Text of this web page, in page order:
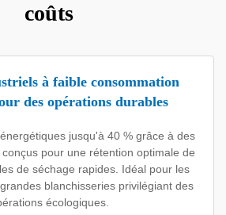
coûts
à faible consommation
des opérations durables
jusqu'à 40 % grâce à des
pour une rétention optimale de
de séchage rapides. Idéal pour les
blanchisseries privilégiant des
écologiques.